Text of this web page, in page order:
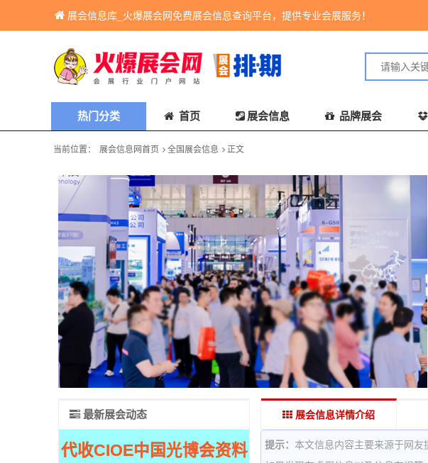
展会信息库_火爆展会网免费展会信息查询平台，提供专业会展服务！
热门分类 首页 展会信息 品牌展会
当前位置： 展会信息网首页 全国展会信息 正文
展会信息详情介绍
提示： 本文信息内容主要来源于网友
最新展会动态
代收CIOE中国光博会资料